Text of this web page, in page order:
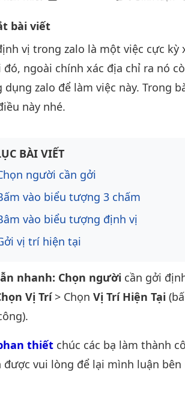
bài viết
vị trong zalo là một việc cực
đó, ngoài chính xác địa chỉ ra nó
dụng zalo để làm việc này. Trong
này nhé.
bài viết
BÀI VIẾT
người cần gởi
vào biểu tượng 3 chấm
vào biểu tượng định vị
vị trí hiện tại
nhanh: Chọn người cần gởi
Vị Trí> Chọn Vị Trí Hiện Tại
thiết chúc các bạ làm thành
vui lòng để lại mình luận bên